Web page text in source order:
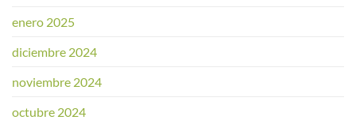
enero 2025
diciembre 2024
noviembre 2024
octubre 2024